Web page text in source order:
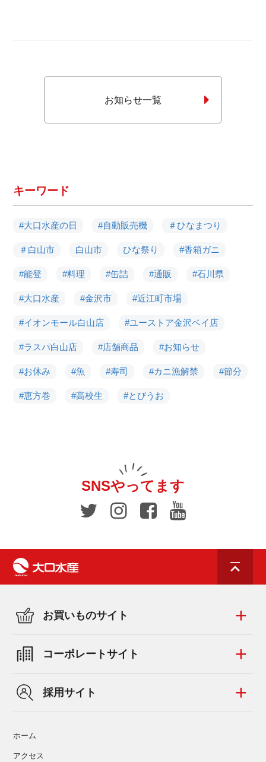
お知らせ一覧
キーワード
#大口水産の日 #自動販売機 ＃ひなまつり
＃白山市 白山市 ひな祭り #香箱ガニ
#能登 #料理 #缶詰 #通販 #石川県
#大口水産 #金沢市 #近江町市場
#イオンモール白山店 #ユーストア金沢ベイ店
#ラスパ白山店 #店舗商品 #お知らせ
#お休み #魚 #寿司 #カニ漁解禁 #節分
#恵方巻 #高校生 #とびうお
SNSやってます
お買いものサイト
コーポレートサイト
採用サイト
ホーム
アクセス